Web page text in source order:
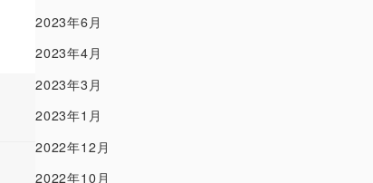
2023年6月
2023年4月
2023年3月
2023年1月
2022年12月
2022年10月